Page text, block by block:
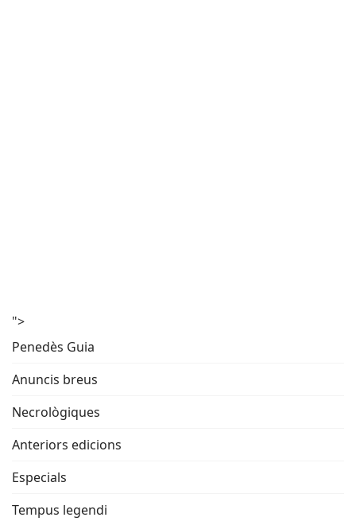
">
Penedès Guia
Anuncis breus
Necrològiques
Anteriors edicions
Especials
Tempus legendi